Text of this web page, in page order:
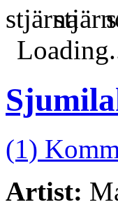
(1)
Artist: